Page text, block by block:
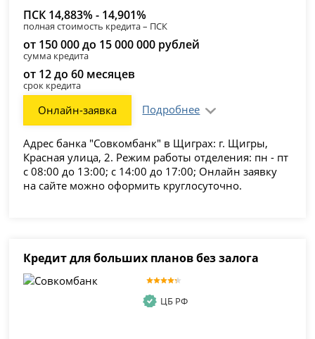
ПСК 14,883% - 14,901%
полная стоимость кредита – ПСК
от 150 000 до 15 000 000 рублей
сумма кредита
от 12 до 60 месяцев
срок кредита
Онлайн-заявка Подробнее
Адрес банка "Совкомбанк" в Щиграх: г. Щигры,
Красная улица, 2. Режим работы отделения: пн - пт
с 08:00 до 13:00; с 14:00 до 17:00; Онлайн заявку
на сайте можно оформить круглосуточно.
Кредит для больших планов без залога
ЦБ РФ